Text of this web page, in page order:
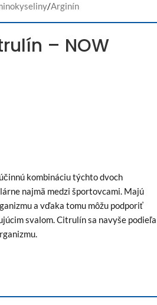
/Arginín
– NOW
kombináciu týchto dvoch
najmä medzi športovcami. Majú
a vďaka tomu môžu podporiť
svalom. Citrulín sa navyše podieľa